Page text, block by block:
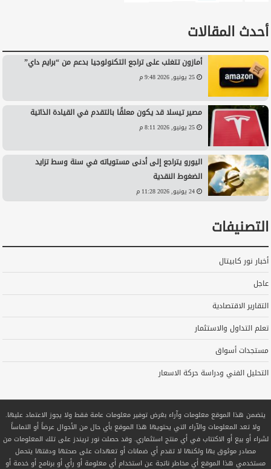
أحدث المقالات
أمازون تتغلب على تراجع التكنولوجيا بدعم من “برايم داي”
25 يونيو, 2026 9:48 م
مصير تيسلا قد يكون معلقًا بالتقدم في القيادة الذاتية
25 يونيو, 2026 8:11 م
اليورو يتراجع إلى أدنى مستوياته في سنة وسط تزايد
الضغوط النقدية
24 يونيو, 2026 11:28 م
التصنيفات
أخبار نور كابيتال
عاجل
التقارير الاقتصادية
تعلم التداول والاستثمار
مستجدات أسواق
التحليل الفني ودراسة حركة الاسعار
يتضمن هذا الموقع معلومات وآراء بغرض توفير معلومات عامة فقط ولا يجوز الاعتماد عليها.
ولا تعد المعلومات والآراء التي يحتويها هذا الموقع بأي حال من الأحوال عرضاً أو التماساً
لشراء أو بيع أو الاكتتاب في أي منتج استثماري. وقد حصلت نور تريندز على تلك المعلومات من
مصادر موثوق بها ولكنها لا تقدم أي ضمانات أو تعهدات على صحتها ودقتها يتحمل
مستخدمي هذا الموقع أي مخاطر ناتجة عن استخدام أي معلومة أو رأي أو برنامج أو خدمة أو